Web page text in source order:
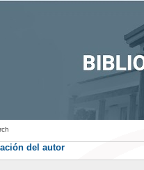
del autor